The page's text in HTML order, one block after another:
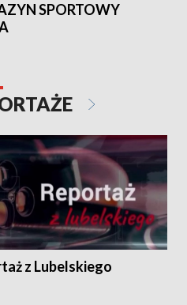
SPORTOWY
z Lubelskiego